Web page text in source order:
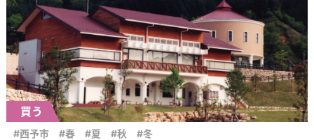
買う
#西予市 #春 #夏 #秋 #冬